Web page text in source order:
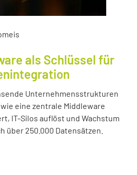
als Schlüssel für
Unternehmensstrukturen
eine zentrale Middleware
IT-Silos auflöst und Wachstum
über 250.000 Datensätzen.